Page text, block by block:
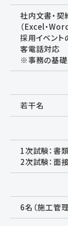
社内文書・契
（Excel・
採用イベント
客電話対応
※事務の基礎
若干名
1次試験：書
2次試験：面
6名（施工管